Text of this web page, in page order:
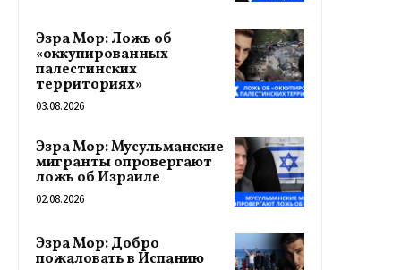
Эзра Мор: Ложь об
«оккупированных
палестинских
территориях»
03.08.2026
Эзра Мор: Мусульманские
мигранты опровергают
ложь об Израиле
02.08.2026
Эзра Мор: Добро
пожаловать в Испанию